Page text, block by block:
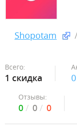
Shopotam
Всего:
1 скидка
Отзывы:
0 0 0